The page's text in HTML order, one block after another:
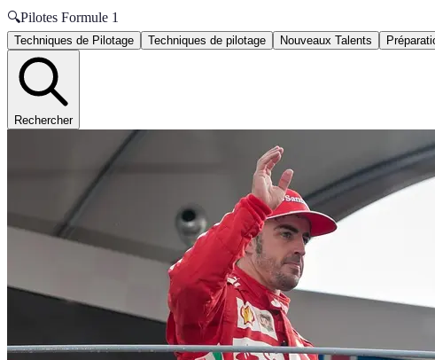
🔍Pilotes Formule 1
Techniques de Pilotage Techniques de pilotage Nouveaux Talents
Rechercher